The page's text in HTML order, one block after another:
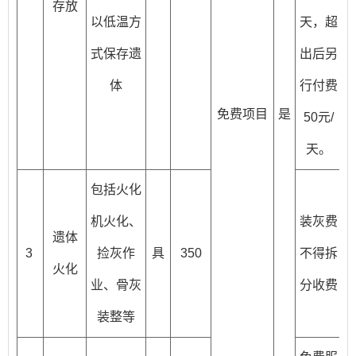
免费项目 是
存放
以低温方
式保存遗
体
天，超
出后另
行付费
50元/
天。
3
遗体
火化
包括火化
机火化、
捡灰作
业、骨灰
装整等
具 350
装灰费
不得拆
分收费